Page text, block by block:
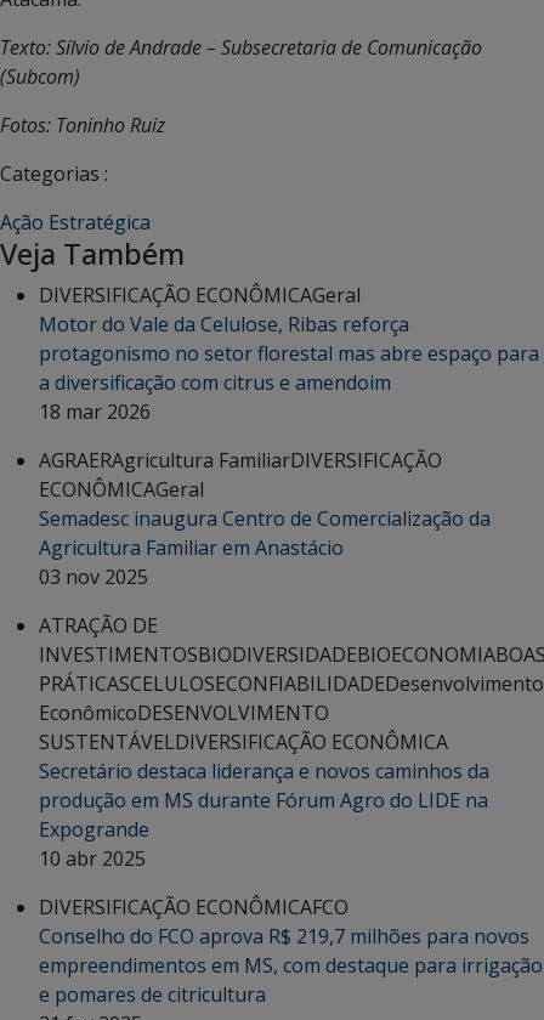
Texto: Sílvio de Andrade – Subsecretaria de Comunicação
(Subcom)
Fotos: Toninho Ruiz
Categorias :
Ação Estratégica
Veja Também
DIVERSIFICAÇÃO ECONÔMICAGeral
Motor do Vale da Celulose, Ribas reforça
protagonismo no setor florestal mas abre espaço para
a diversificação com citrus e amendoim
18 mar 2026
AGRAERAgricultura FamiliarDIVERSIFICAÇÃO
ECONÔMICAGeral
Semadesc inaugura Centro de Comercialização da
Agricultura Familiar em Anastácio
03 nov 2025
ATRAÇÃO DE
INVESTIMENTOSBIODIVERSIDADEBIOECONOMIA
PRÁTICASCELULOSECONFIABILIDADEDesenvolvimento
EconômicoDESENVOLVIMENTO
SUSTENTÁVELDIVERSIFICAÇÃO ECONÔMICA
Secretário destaca liderança e novos caminhos da
produção em MS durante Fórum Agro do LIDE na
Expogrande
10 abr 2025
DIVERSIFICAÇÃO ECONÔMICAFCO
Conselho do FCO aprova R$ 219,7 milhões para novos
empreendimentos em MS, com destaque para irrigação
e pomares de citricultura